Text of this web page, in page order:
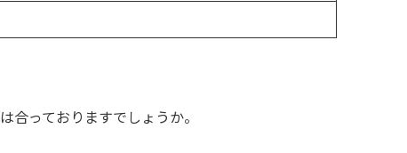
合っておりますでしょうか。